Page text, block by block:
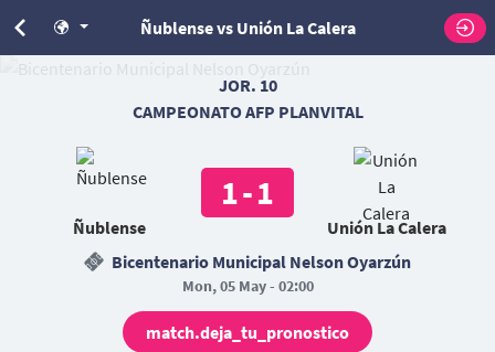
Ñublense vs Unión La Calera
JOR. 10
CAMPEONATO AFP PLANVITAL
Ñublense
1-1
Unión La Calera
Bicentenario Municipal Nelson Oyarzún
Mon, 05 May - 02:00
match.deja_tu_pronostico